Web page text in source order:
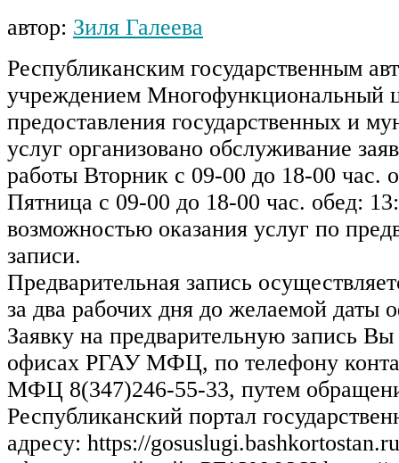
автор: Зиля Галеева
Республиканским государственным
учреждением Многофункциональный
предоставления государственных и
услуг организовано обслуживание
работы Вторник с 09-00 до 18-00 час.
Пятница с 09-00 до 18-00 час. обед:
возможностью оказания услуг по
записи.
Предварительная запись
за два рабочих дня до желаемой даты
Заявку на предварительную запись
офисах РГАУ МФЦ, по телефону
МФЦ 8(347)246-55-33, путем
Республиканский портал
адресу: https://